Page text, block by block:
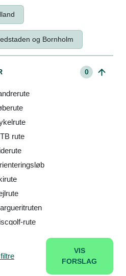
ved P plads på Fælleden
og Bornholm
0
rute
rute
0
VIS
FORSLAG